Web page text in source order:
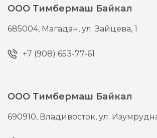
ООО Тимбермаш Байкал
685004, Магадан,ул. Зайцева, 1
+7 (908) 653-77-61
ООО Тимбермаш Байкал
690910, Владивосток,ул.